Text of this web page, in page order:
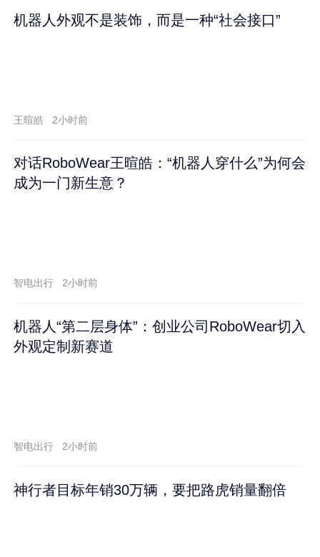
机器人外观不是装饰，而是一种“社会接口”
王暄皓 2小时前
对话RoboWear王暄皓：“机器人穿什么”为何会
成为一门新生意？
智电出行 2小时前
机器人“第二层身体”：创业公司RoboWear切入
外观定制新赛道
智电出行 2小时前
神行者目标年销30万辆，要把路虎销量翻倍